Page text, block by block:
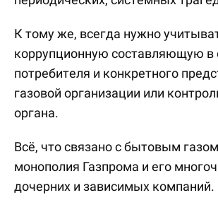
К тому же, всегда нужно
коррупционную составляющую в
потребителя и конкретного
газовой организации или
органа.
Всё, что связано с бытовым
монополия Газпрома и его
дочерних и зависимых